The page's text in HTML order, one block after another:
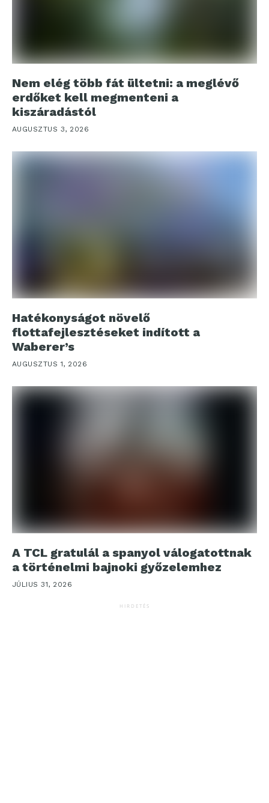
Nem elég több fát ültetni: a meglévő
erdőket kell megmenteni a
kiszáradástól
AUGUSZTUS 3, 2026
Hatékonyságot növelő
flottafejlesztéseket indított a
Waberer’s
AUGUSZTUS 1, 2026
A TCL gratulál a spanyol válogatottnak
a történelmi bajnoki győzelemhez
JÚLIUS 31, 2026
HIRDETÉS